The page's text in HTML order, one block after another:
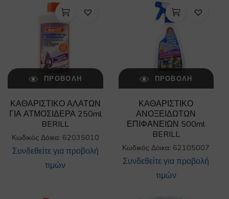
ΠΡΟΒΟΛΉ
ΚΑΘΑΡΙΣΤΙΚΟ ΑΛΑΤΩΝ
ΓΙΑ ΑΤΜΟΣΙΔΕΡΑ 250ml
BERILL
Κωδικός Δόικα: 62035010
Συνδεθείτε για προβολή
τιμών
ΠΡΟΒΟΛΉ
ΚΑΘΑΡΙΣΤΙΚΟ
ΑΝΟΞΕΙΔΩΤΩΝ
ΕΠΙΦΑΝΕΙΩΝ 500ml
BERILL
Κωδικός Δόικα: 62105007
Συνδεθείτε για προβολή
τιμών